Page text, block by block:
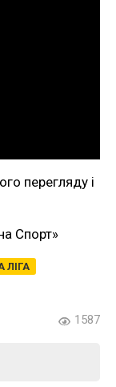
перегляду і
Спорт»
ЛІГА
1587